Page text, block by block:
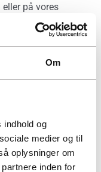
Om
indhold og
medier og til
oplysninger om
inden for
på vores
hertil, bruger vi din
Du kan til
afmelding. Hvis
dit samtykke, har
som er
produkt, vil du
produkter af os